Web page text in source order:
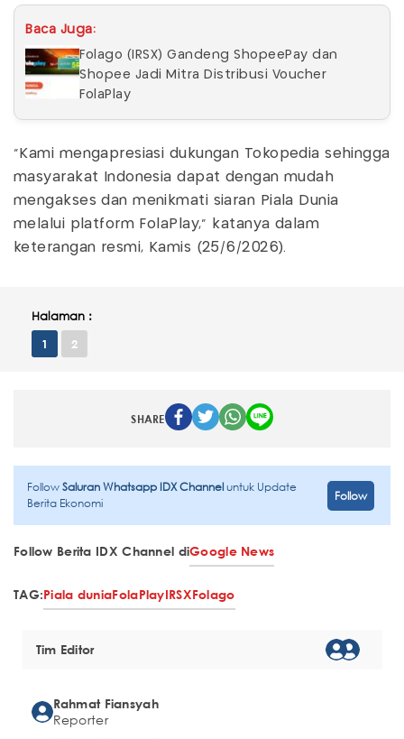
Baca Juga:
Folago (IRSX) Gandeng ShopeePay dan
Shopee Jadi Mitra Distribusi Voucher
FolaPlay
"Kami mengapresiasi dukungan Tokopedia sehingga
masyarakat Indonesia dapat dengan mudah
mengakses dan menikmati siaran Piala Dunia
melalui platform FolaPlay," katanya dalam
keterangan resmi, Kamis (25/6/2026).
Halaman :
1 2
SHARE
FollowSaluran Whatsapp IDX Channeluntuk Update
Berita Ekonomi
Follow
Follow Berita IDX Channel diGoogle News
TAG:Piala duniaFolaPlayIRSXFolago
Tim Editor
Rahmat Fiansyah
Reporter